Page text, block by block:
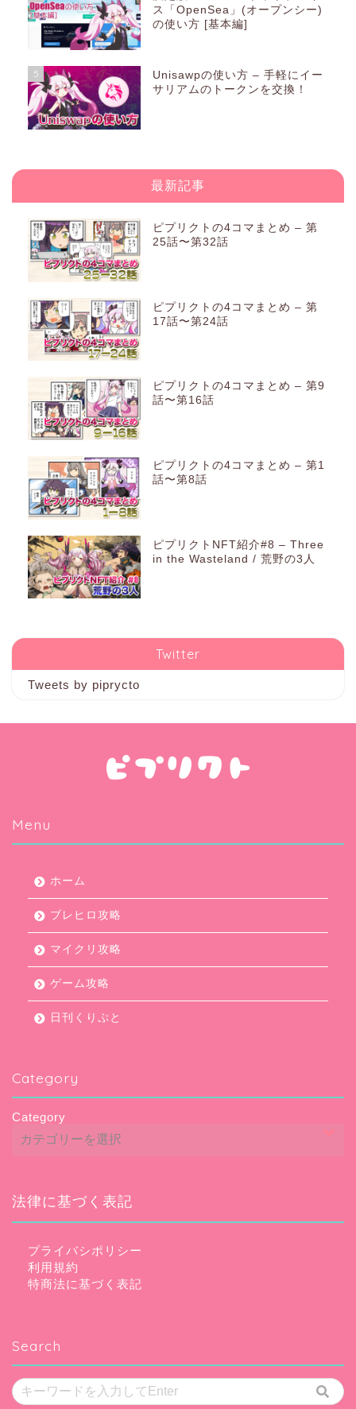
ス「OpenSea」(オープンシー)
の使い方 [基本編]
5
Unisawpの使い方 – 手軽にイー
サリアムのトークンを交換！
最新記事
ピプリクトの4コマまとめ – 第
25話〜第32話
ピプリクトの4コマまとめ – 第
17話〜第24話
ピプリクトの4コマまとめ – 第9
話〜第16話
ピプリクトの4コマまとめ – 第1
話〜第8話
ピプリクトNFT紹介#8 – Three
in the Wasteland / 荒野の3人
Twitter
Tweets by piprycto
Menu
ホーム
ブレヒロ攻略
マイクリ攻略
ゲーム攻略
日刊くりぷと
Category
Category
法律に基づく表記
プライバシポリシー
利用規約
特商法に基づく表記
Search